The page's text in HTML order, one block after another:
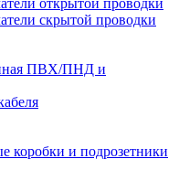
скрытой проводки
ПВХ/ПНД и
коробки и подрозетники